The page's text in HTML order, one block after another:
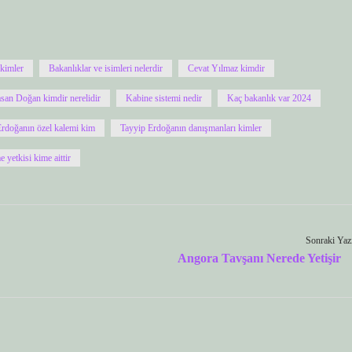
kimler Bakanlıklar ve isimleri nelerdir Cevat Yılmaz kimdir
Doğan kimdir nerelidir Kabine sistemi nedir Kaç bakanlık var 2024
özel kalemi kim Tayyip Erdoğanın danışmanları kimler
yetkisi kime aittir
Sonraki
Angora Tavşanı Nerede Yetişir